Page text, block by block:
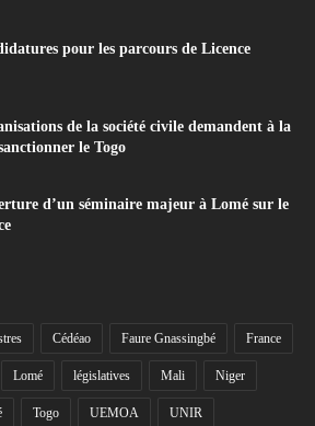
pour les parcours de Licence
de la société civile demandent à la
le Togo
d’un séminaire majeur à Lomé sur le
Cédéao Faure Gnassingbé France
Lomé législatives Mali Niger
Togo UEMOA UNIR